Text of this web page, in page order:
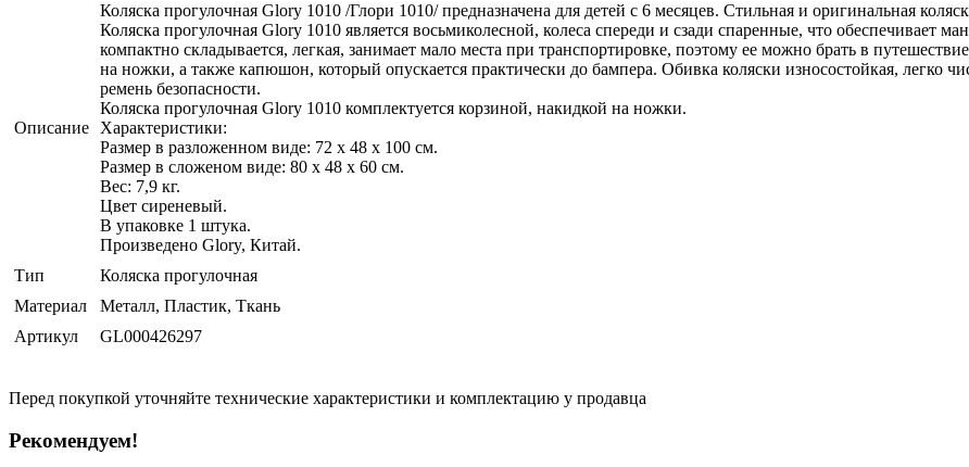
Описание
Коляска прогулочная Glory 1010 /Глори 1010/ предназначена для детей с 6 месяцев. Стильная и оригинальная
Коляска прогулочная Glory 1010 является восьмиколесной, колеса спереди и сзади спаренные, что обеспечивает
компактно складывается, легкая, занимает мало места при транспортировке, поэтому ее можно брать в
на ножки, а также капюшон, который опускается практически до бампера. Обивка коляски износостойкая, легко
ремень безопасности.
Коляска прогулочная Glory 1010 комплектуется корзиной, накидкой на ножки.
Характеристики:
Размер в разложенном виде: 72 х 48 х 100 см.
Размер в сложеном виде: 80 х 48 х 60 см.
Вес: 7,9 кг.
Цвет сиреневый.
В упаковке 1 штука.
Произведено Glory, Китай.
Тип
Коляска прогулочная
Материал
Металл, Пластик, Ткань
Артикул
GL000426297
Перед покупкой уточняйте технические характеристики и комплектацию у продавца
Рекомендуем!